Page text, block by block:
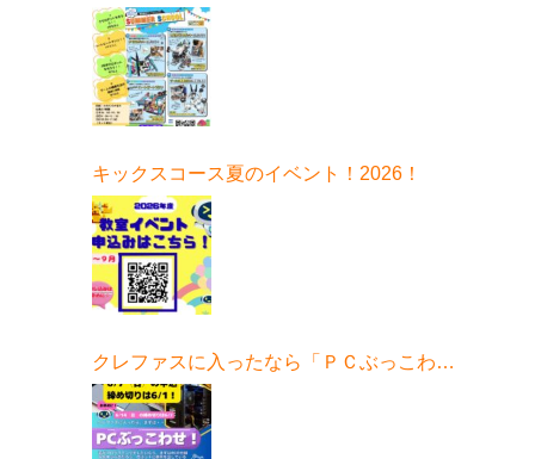
キックスコース夏のイベント！2026！
クレファスに入ったなら「ＰＣぶっこわ
せ！」6月開催！